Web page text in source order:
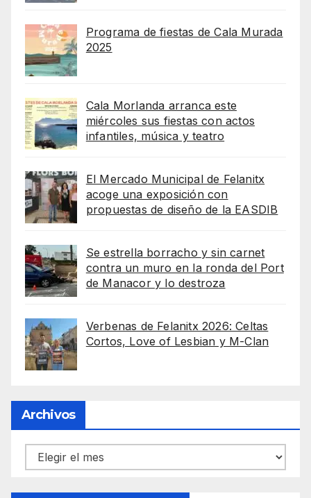
Programa de fiestas de Cala Murada
2025
Cala Morlanda arranca este
miércoles sus fiestas con actos
infantiles, música y teatro
El Mercado Municipal de Felanitx
acoge una exposición con
propuestas de diseño de la EASDIB
Se estrella borracho y sin carnet
contra un muro en la ronda del Port
de Manacor y lo destroza
Verbenas de Felanitx 2026: Celtas
Cortos, Love of Lesbian y M-Clan
Archivos
Archivos